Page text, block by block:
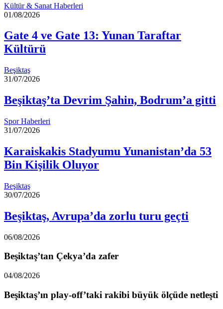
Kültür & Sanat Haberleri
01/08/2026
Gate 4 ve Gate 13: Yunan Taraftar
Kültürü
Beşiktaş
31/07/2026
Beşiktaş’ta Devrim Şahin, Bodrum’a gitti
Spor Haberleri
31/07/2026
Karaiskakis Stadyumu Yunanistan’da 53
Bin Kişilik Oluyor
Beşiktaş
30/07/2026
Beşiktaş, Avrupa’da zorlu turu geçti
06/08/2026
Beşiktaş’tan Çekya’da zafer
04/08/2026
Beşiktaş’ın play-off’taki rakibi büyük ölçüde netleşti